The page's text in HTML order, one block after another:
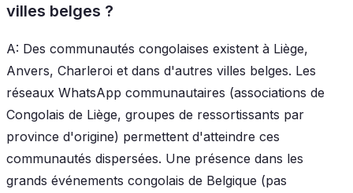
villes belges ?
A: Des communautés congolaises existent à Liège,
Anvers, Charleroi et dans d'autres villes belges. Les
réseaux WhatsApp communautaires (associations de
Congolais de Liège, groupes de ressortissants par
province d'origine) permettent d'atteindre ces
communautés dispersées. Une présence dans les
grands événements congolais de Belgique (pas